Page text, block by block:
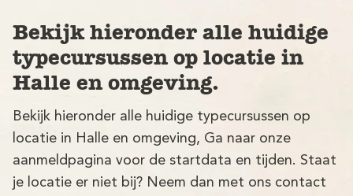
Bekijk hieronder alle huidige
typecursussen op locatie in
Halle en omgeving.
Bekijk hieronder alle huidige typecursussen op
locatie in Halle en omgeving, Ga naar onze
aanmeldpagina voor de startdata en tijden. Staat
je locatie er niet bij? Neem dan met ons contact